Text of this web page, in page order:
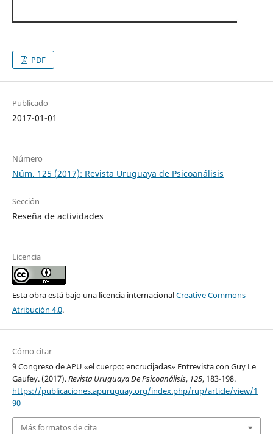
PDF
Publicado
2017-01-01
Número
Núm. 125 (2017): Revista Uruguaya de Psicoanálisis
Sección
Reseña de actividades
Licencia
Esta obra está bajo una licencia internacionalCreative Commons
Atribución 4.0.
Cómo citar
9 Congreso de APU «el cuerpo: encrucijadas» Entrevista con Guy Le
Gaufey. (2017).Revista Uruguaya De Psicoanálisis, 125, 183-198.
https://publicaciones.apuruguay.org/index.php/rup/article/view/1
90
Más formatos de cita